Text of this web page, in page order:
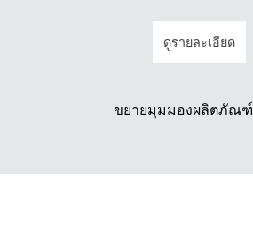
ดูรายละเอียด
ขยายมุมมองผลิตภัณฑ์